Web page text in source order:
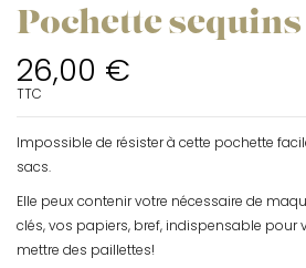
Pochette
26,00 €
TTC
Impossible de résister à cette pochette
sacs.
Elle peux contenir votre nécessaire de
clés, vos papiers, bref, indispensable pour
mettre des paillettes!